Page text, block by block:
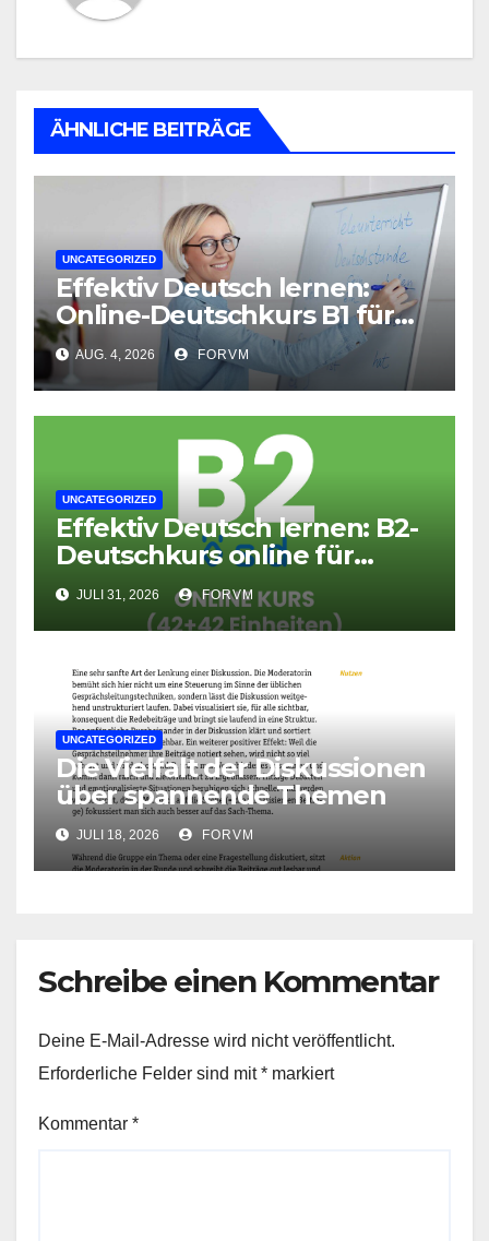
ÄHNLICHE BEITRÄGE
UNCATEGORIZED
Effektiv Deutsch lernen:
Online-Deutschkurs B1 für
flexible Lernerfolge
AUG. 4, 2026 FORVM
UNCATEGORIZED
Effektiv Deutsch lernen: B2-
Deutschkurs online für
Fortgeschrittene
JULI 31, 2026 FORVM
UNCATEGORIZED
Die Vielfalt der Diskussionen
über spannende Themen
JULI 18, 2026 FORVM
Schreibe einen Kommentar
Deine E-Mail-Adresse wird nicht veröffentlicht.
Erforderliche Felder sind mit* markiert
Kommentar *